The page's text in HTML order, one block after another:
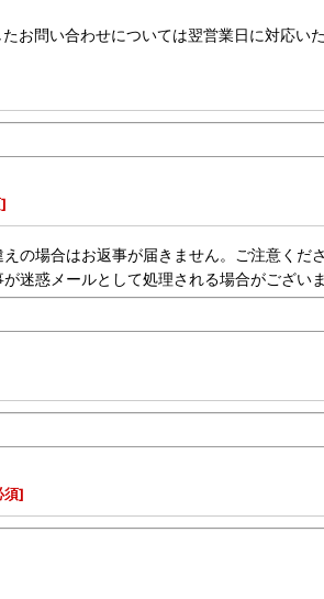
お問い合わせについては翌営業日に対応いた
]
の場合はお返事が届きません。ご注意くださ
迷惑メールとして処理される場合がござい
須]